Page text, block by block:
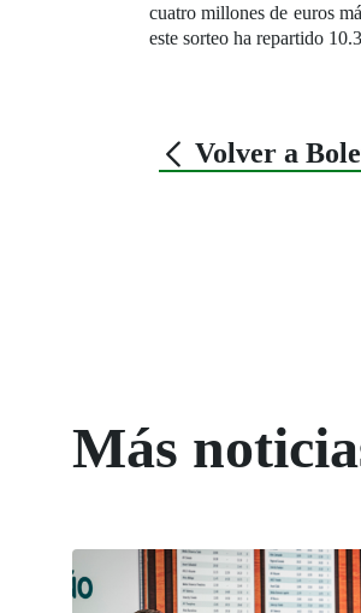
cuatro millones de euros
este sorteo ha repartido
Volver a
Más